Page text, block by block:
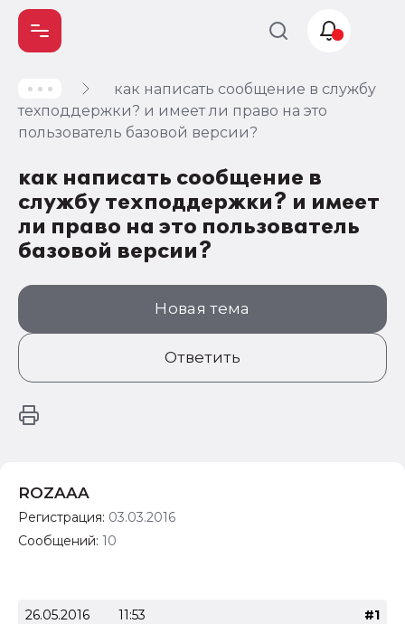
как написать сообщение в службу
техподдержки? и имеет ли право на это
пользователь базовой версии?
как написать сообщение в
службу техподдержки? и имеет
ли право на это пользователь
базовой версии?
Новая тема
Ответить
ROZAAA
Регистрация: 03.03.2016
Сообщений: 10
26.05.2016 11:53 #1
Учет и
налогообложение